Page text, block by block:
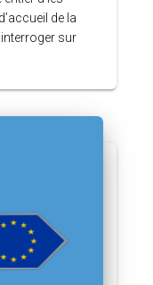
de la
sur